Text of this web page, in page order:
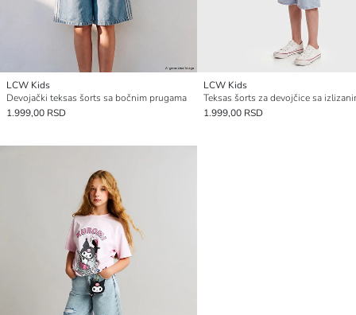
LCW Kids
Devojački teksas šorts sa bočnim prugama
1.999,00 RSD
LCW Kids
1.999,00 RSD